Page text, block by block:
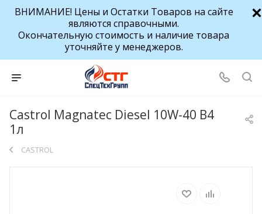
ВНИМАНИЕ! Цены и Остатки Товаров на сайте
являются справочными.
Окончательную стоимость и наличие товара
уточняйте у менеджеров.
Castrol Magnatec Diesel 10W-40 B4
1л
CASTROL